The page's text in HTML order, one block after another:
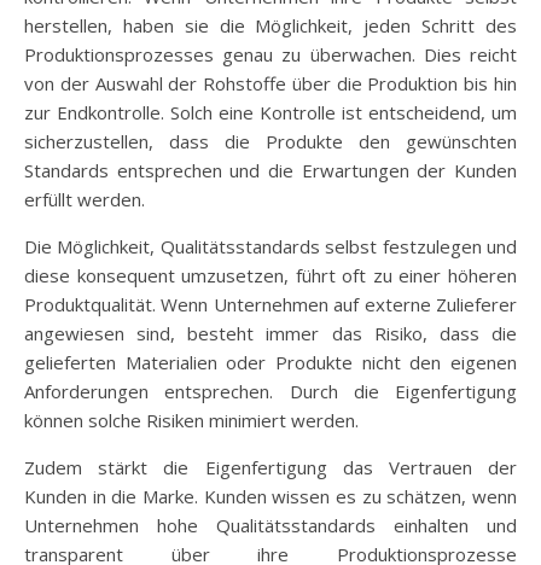
herstellen, haben sie die Möglichkeit, jeden Schritt des
Produktionsprozesses genau zu überwachen. Dies reicht
von der Auswahl der Rohstoffe über die Produktion bis hin
zur Endkontrolle. Solch eine Kontrolle ist entscheidend, um
sicherzustellen, dass die Produkte den gewünschten
Standards entsprechen und die Erwartungen der Kunden
erfüllt werden.
Die Möglichkeit, Qualitätsstandards selbst festzulegen und
diese konsequent umzusetzen, führt oft zu einer höheren
Produktqualität. Wenn Unternehmen auf externe Zulieferer
angewiesen sind, besteht immer das Risiko, dass die
gelieferten Materialien oder Produkte nicht den eigenen
Anforderungen entsprechen. Durch die Eigenfertigung
können solche Risiken minimiert werden.
Zudem stärkt die Eigenfertigung das Vertrauen der
Kunden in die Marke. Kunden wissen es zu schätzen, wenn
Unternehmen hohe Qualitätsstandards einhalten und
transparent über ihre Produktionsprozesse